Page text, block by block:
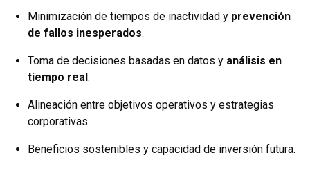
Minimización de tiempos de inactividad y prevención
de fallos inesperados.
Toma de decisiones basadas en datos y análisis en
tiempo real.
Alineación entre objetivos operativos y estrategias
corporativas.
Beneficios sostenibles y capacidad de inversión futura.